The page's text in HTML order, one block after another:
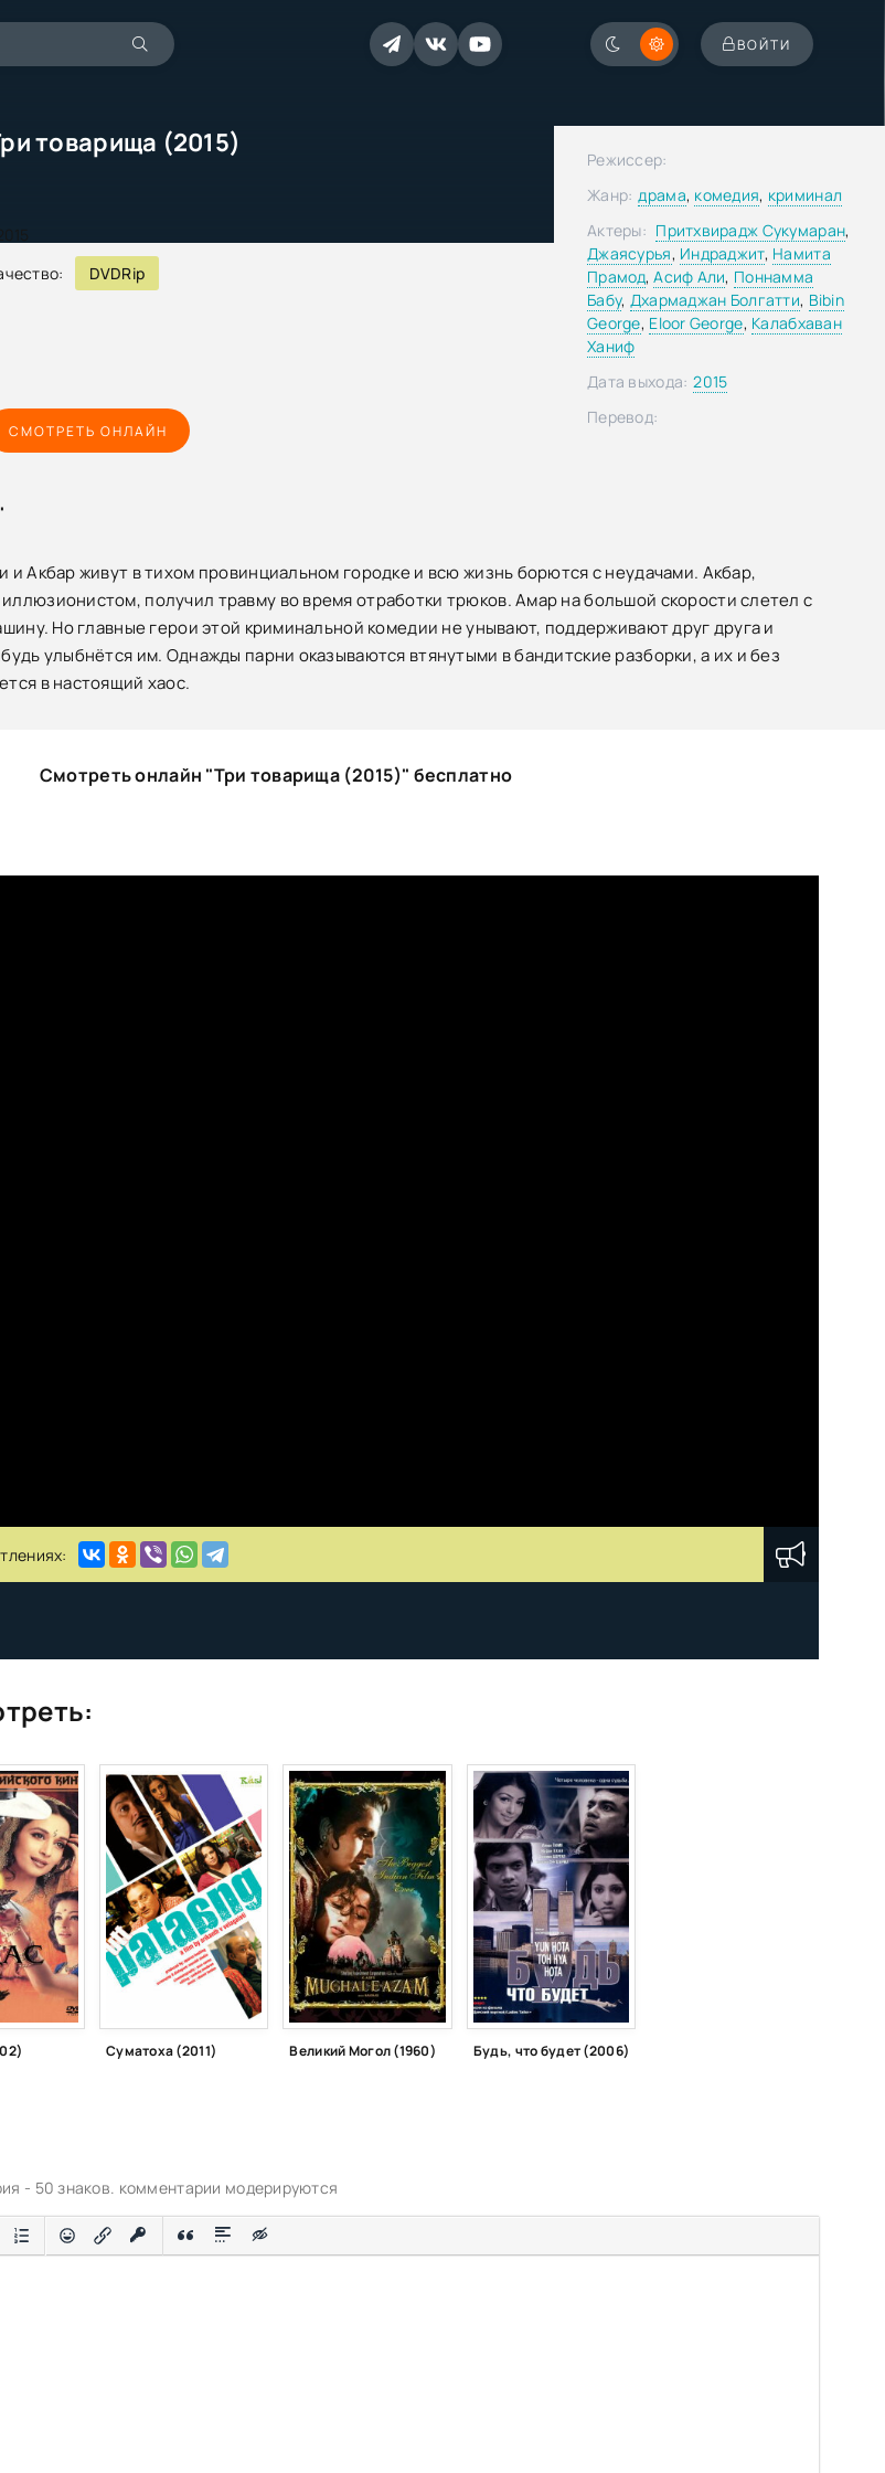
ВОЙТИ
товарища (2015)
2015
DVDRip
СМОТРЕТЬ ОНЛАЙН
Режиссер:
Жанр: драма, комедия, криминал
Актеры: Притхвирадж Сукумаран,
Джаясурья, Индраджит, Намита
Прамод,Асиф Али, Поннамма
Бабу, Дхармаджан Болгатти, Bibin
George, Eloor George, Калабхаван
Ханиф
Дата выхода: 2015
Перевод:
Акбар живут в тихом провинциальном городке и всю жизнь борются с неудачами. Акбар,
получил травму во время отработки трюков. Амар на большой скорости слетел с
Но главные герои этой криминальной комедии не унывают, поддерживают друг друга и
улыбнётся им. Однажды парни оказываются втянутыми в бандитские разборки, а их и без
в настоящий хаос.
Смотреть онлайн "Три товарища (2015)" бесплатно
Суматоха (2011) Великий Могол (1960) Будь, что будет (2006)
- 50 знаков. комментарии модерируются